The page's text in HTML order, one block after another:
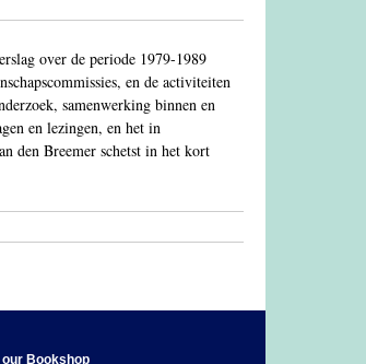
over de periode 1979-1989
en de activiteiten
samenwerking binnen en
en lezingen, en het in
den Breemer schetst in het kort
Bookshop